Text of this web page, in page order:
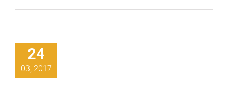
24
03, 2017
de las
en
Herria